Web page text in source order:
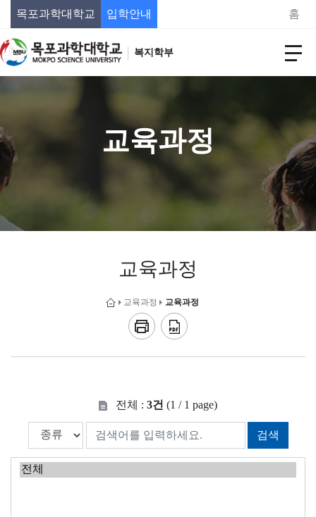
목포과학대학교 입학안내 홈
복지학부
교육과정
교육과정
교육과정 교육과정
전체 : 3건 (1 / 1 page)
검색